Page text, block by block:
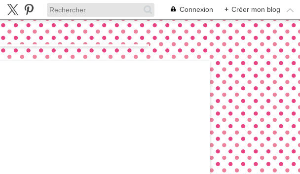
Connexion + Créer mon blog